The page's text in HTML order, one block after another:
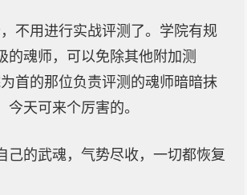
不用进行实战评测了。学院有规
的魂师，可以免除其他附加测
首的那位负责评测的魂师暗暗抹
今天可来个厉害的。
己的武魂，气势尽收，一切都恢复